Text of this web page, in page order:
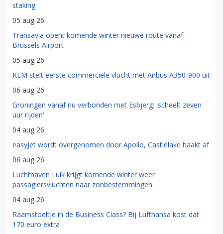
staking
05 aug 26
Transavia opent komende winter nieuwe route vanaf
Brussels Airport
05 aug 26
KLM stelt eerste commerciële vlucht met Airbus A350-900 uit
06 aug 26
Groningen vanaf nu verbonden met Esbjerg: 'scheelt zeven
uur rijden'
04 aug 26
easyJet wordt overgenomen door Apollo, Castlelake haakt af
06 aug 26
Luchthaven Luik krijgt komende winter weer
passagiersvluchten naar zonbestemmingen
04 aug 26
Raamstoeltje in de Business Class? Bij Lufthansa kost dat
170 euro extra